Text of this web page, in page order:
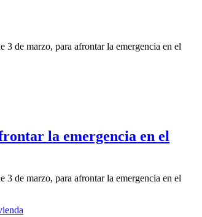
de marzo, para afrontar la emergencia en el
la emergencia en el
de marzo, para afrontar la emergencia en el